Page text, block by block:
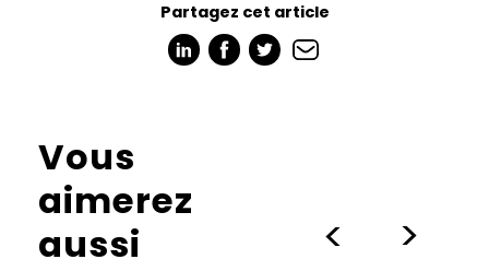
Partagez cet article
Vous
aimerez
aussi
> >